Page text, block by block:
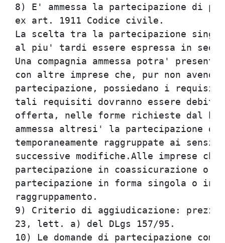
8) E' ammessa la
ex art.
La scelta tra la partecipazione
al piu' tardi essere espressa
Una compagnia ammessa
con altre imprese che, pur
partecipazione, possiedano i
tali requisiti dovranno essere
offerta, nelle
ammessa altresi' la
temporaneamente raggruppate
successive modifiche.Alle
partecipazione in
partecipazione in forma
9) Criterio di aggiudicazione:
23, lett. a)
10) Le domande di